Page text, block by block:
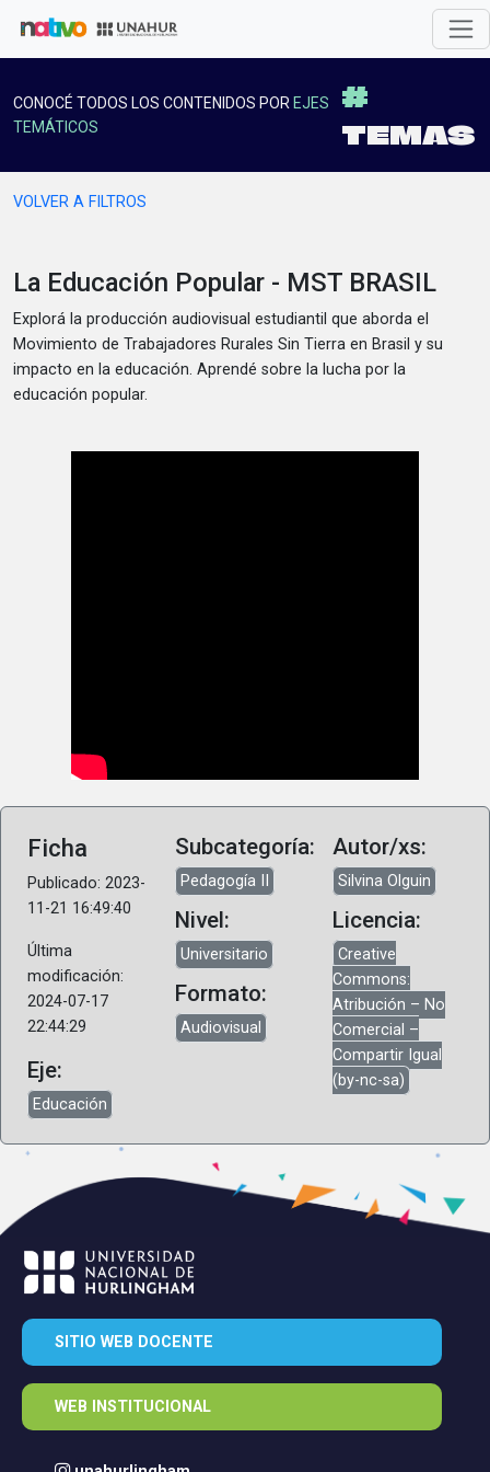
CONOCÉ TODOS LOS CONTENIDOS POR EJES
TEMÁTICOS
#
TEMAS
VOLVER A FILTROS
La Educación Popular - MST BRASIL
Explorá la producción audiovisual estudiantil que aborda el
Movimiento de Trabajadores Rurales Sin Tierra en Brasil y su
impacto en la educación. Aprendé sobre la lucha por la
educación popular.
Ficha
Publicado: 2023-
11-21 16:49:40
Última
modificación:
2024-07-17
22:44:29
Eje:
Educación
Subcategoría:
Pedagogía II
Nivel:
Universitario
Formato:
Audiovisual
Autor/xs:
Silvina Olguin
Licencia:
Creative
Commons:
Atribución – No
Comercial –
Compartir Igual
(by-nc-sa)
SITIO WEB DOCENTE
WEB INSTITUCIONAL